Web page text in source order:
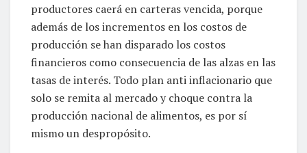
productores caerá en carteras vencida, porque
además de los incrementos en los costos de
producción se han disparado los costos
financieros como consecuencia de las alzas en las
tasas de interés. Todo plan anti inflacionario que
solo se remita al mercado y choque contra la
producción nacional de alimentos, es por sí
mismo un despropósito.